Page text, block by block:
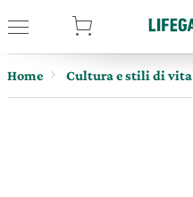
Home Cultura e stili di vita